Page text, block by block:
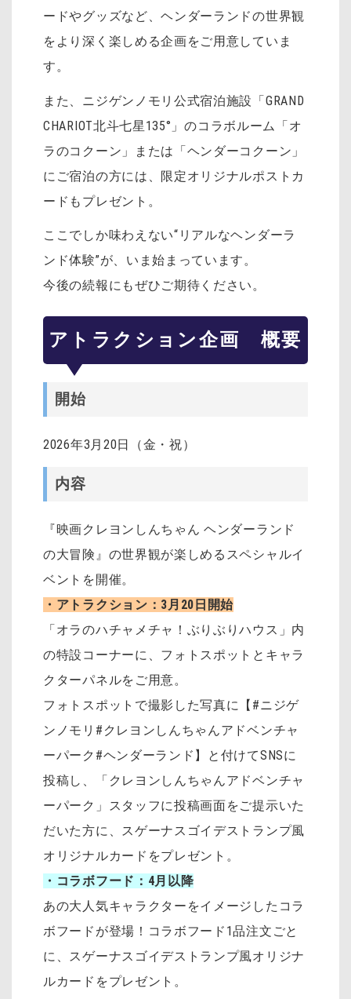
ードやグッズなど、ヘンダーランドの世界観
をより深く楽しめる企画をご用意していま
す。
また、ニジゲンノモリ公式宿泊施設「GRAND
CHARIOT北斗七星135°」のコラボルーム「オ
ラのコクーン」または「ヘンダーコクーン」
にご宿泊の方には、限定オリジナルポストカ
ードもプレゼント。
ここでしか味わえない“リアルなヘンダーラ
ンド体験”が、いま始まっています。
今後の続報にもぜひご期待ください。
アトラクション企画 概要
開始
2026年3月20日（金・祝）
内容
『映画クレヨンしんちゃん ヘンダーランド
の大冒険』の世界観が楽しめるスペシャルイ
ベントを開催。
・アトラクション：3月20日開始
「オラのハチャメチャ！ぶりぶりハウス」内
の特設コーナーに、フォトスポットとキャラ
クターパネルをご用意。
フォトスポットで撮影した写真に【#ニジゲ
ンノモリ#クレヨンしんちゃんアドベンチャ
ーパーク#ヘンダーランド】と付けてSNSに
投稿し、「クレヨンしんちゃんアドベンチャ
ーパーク」スタッフに投稿画面をご提示いた
だいた方に、スゲーナスゴイデストランプ風
オリジナルカードをプレゼント。
・コラボフード：4月以降
あの大人気キャラクターをイメージしたコラ
ボフードが登場！コラボフード1品注文ごと
に、スゲーナスゴイデストランプ風オリジナ
ルカードをプレゼント。